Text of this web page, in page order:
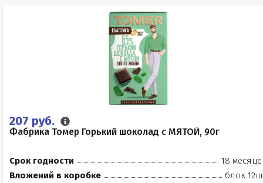
207 руб.
Фабрика Томер Горький шоколад с МЯТОЙ, 90г
Срок годности
18
Вложений в коробке
блок